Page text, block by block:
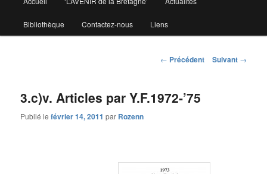
principal
au
Bibliothèque Contactez-nous Liens
Navigation
← Précédent Suivant →
3.c)v. Articles par Y.F.1972-’75
Publié lefévrier 14, 2011 par Rozenn